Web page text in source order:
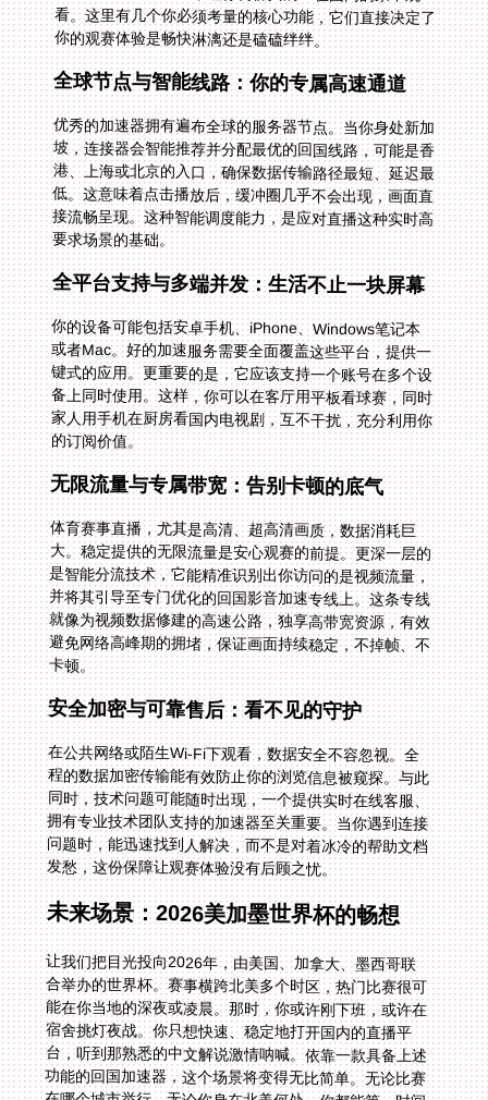
你的观赛体验是畅快淋漓还是磕磕绊绊。
全球节点与智能线路：你的专属高速通道
优秀的加速器拥有遍布全球的服务器节点。当你身处新加
坡，连接器会智能推荐并分配最优的回国线路，可能是香
港、上海或北京的入口，确保数据传输路径最短、延迟最
低。这意味着点击播放后，缓冲圈几乎不会出现，画面直
接流畅呈现。这种智能调度能力，是应对直播这种实时高
要求场景的基础。
全平台支持与多端并发：生活不止一块屏幕
你的设备可能包括安卓手机、iPhone、Windows笔记本
或者Mac。好的加速服务需要全面覆盖这些平台，提供一
键式的应用。更重要的是，它应该支持一个账号在多个设
备上同时使用。这样，你可以在客厅用平板看球赛，同时
家人用手机在厨房看国内电视剧，互不干扰，充分利用你
的订阅价值。
无限流量与专属带宽：告别卡顿的底气
体育赛事直播，尤其是高清、超高清画质，数据消耗巨
大。稳定提供的无限流量是安心观赛的前提。更深一层的
是智能分流技术，它能精准识别出你访问的是视频流量，
并将其引导至专门优化的回国影音加速专线上。这条专线
就像为视频数据修建的高速公路，独享高带宽资源，有效
避免网络高峰期的拥堵，保证画面持续稳定，不掉帧、不
卡顿。
安全加密与可靠售后：看不见的守护
在公共网络或陌生Wi-Fi下观看，数据安全不容忽视。全
程的数据加密传输能有效防止你的浏览信息被窥探。与此
同时，技术问题可能随时出现，一个提供实时在线客服、
拥有专业技术团队支持的加速器至关重要。当你遇到连接
问题时，能迅速找到人解决，而不是对着冰冷的帮助文档
发愁，这份保障让观赛体验没有后顾之忧。
未来场景：2026美加墨世界杯的畅想
让我们把目光投向2026年，由美国、加拿大、墨西哥联
合举办的世界杯。赛事横跨北美多个时区，热门比赛很可
能在你当地的深夜或凌晨。那时，你或许刚下班，或许在
宿舍挑灯夜战。你只想快速、稳定地打开国内的直播平
台，听到那熟悉的中文解说激情呐喊。依靠一款具备上述
功能的回国加速器，这个场景将变得无比简单。无论比赛
在哪个城市举行，无论你身在北美何处，你都能第一时间
接入国内网络，与国内亲友同步感受每一个进球的狂喜，